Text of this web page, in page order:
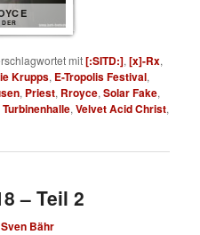
mit[:SITD:],[x]-Rx,
Krupps, E-Tropolis Festival,
, Priest, Rroyce,Solar Fake,
Turbinenhalle,Velvet Acid Christ,
– Teil 2
Sven Bähr